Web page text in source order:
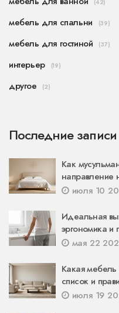
(42)
мебель для спальни (39)
мебель для гостиной (37)
интерьер (19)
другое (2)
Последние записи
Как
направление
июля 10
Идеальная
эргономика и
мая 22
Какая
список и
июля 19